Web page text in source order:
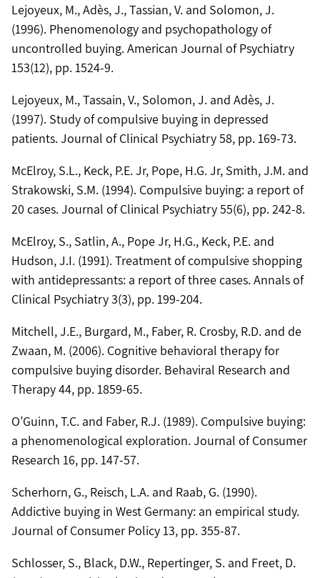
Lejoyeux, M., Adès, J., Tassian, V. and Solomon, J.
(1996). Phenomenology and psychopathology of
uncontrolled buying. American Journal of Psychiatry
153(12), pp. 1524-9.
Lejoyeux, M., Tassain, V., Solomon, J. and Adès, J.
(1997). Study of compulsive buying in depressed
patients. Journal of Clinical Psychiatry 58, pp. 169-73.
McElroy, S.L., Keck, P.E. Jr, Pope, H.G. Jr, Smith, J.M. and
Strakowski, S.M. (1994). Compulsive buying: a report of
20 cases. Journal of Clinical Psychiatry 55(6), pp. 242-8.
McElroy, S., Satlin, A., Pope Jr, H.G., Keck, P.E. and
Hudson, J.I. (1991). Treatment of compulsive shopping
with antidepressants: a report of three cases. Annals of
Clinical Psychiatry 3(3), pp. 199-204.
Mitchell, J.E., Burgard, M., Faber, R. Crosby, R.D. and de
Zwaan, M. (2006). Cognitive behavioral therapy for
compulsive buying disorder. Behaviral Research and
Therapy 44, pp. 1859-65.
O’Guinn, T.C. and Faber, R.J. (1989). Compulsive buying:
a phenomenological exploration. Journal of Consumer
Research 16, pp. 147-57.
Scherhorn, G., Reisch, L.A. and Raab, G. (1990).
Addictive buying in West Germany: an empirical study.
Journal of Consumer Policy 13, pp. 355-87.
Schlosser, S., Black, D.W., Repertinger, S. and Freet, D.